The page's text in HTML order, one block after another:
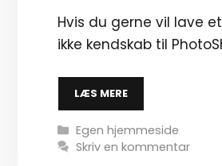
Hvis du gerne vil lave
ikke kendskab til
LÆS MERE
Kategorier
Egen hjemmeside
Skriv en kommentar